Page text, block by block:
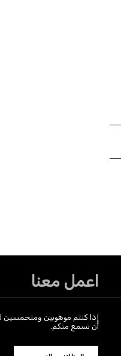
اعمل معنا
إذا كنتم موهوبين ومتحمسين
أن تسمع منكم.